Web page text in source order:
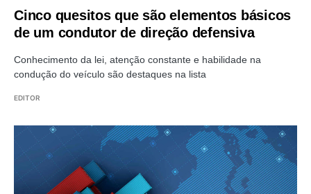
Cinco quesitos que são elementos básicos
de um condutor de direção defensiva
Conhecimento da lei, atenção constante e habilidade na
condução do veículo são destaques na lista
EDITOR